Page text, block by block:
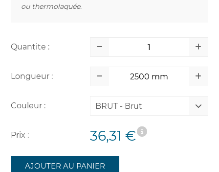
ou thermolaquée.
Quantite :
Longueur :
Couleur : BRUT - Brut
Prix : 36,31 €
AJOUTER AU PANIER